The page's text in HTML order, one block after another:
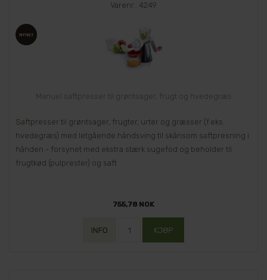
Varenr.: 4249
Manuel saftpresser til grøntsager, frugt og hvedegræs
Saftpresser til grøntsager, frugter, urter og græsser (f.eks.
hvedegræs) med letgående håndsving til skånsom saftpresning i
hånden - forsynet med ekstra stærk sugefod og beholder til
frugtkød (pulprester) og saft
755,78 NOK